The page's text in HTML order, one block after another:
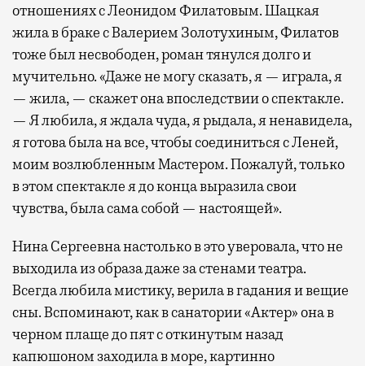
отношениях с Леонидом Филатовым. Шацкая
жила в браке с Валерием Золотухиным, Филатов
тоже был несвободен, роман тянулся долго и
мучительно. «Даже не могу сказать, я — играла, я
— жила, — скажет она впоследствии о спектакле.
— Я любила, я ждала чуда, я рыдала, я ненавидела,
я готова была на все, чтобы соединиться с Леней,
моим возлюбленным Мастером. Пожалуй, только
в этом спектакле я до конца выразила свои
чувства, была сама собой — настоящей».
Нина Сергеевна настолько в это уверовала, что не
выходила из образа даже за стенами театра.
Всегда любила мистику, верила в гадания и вещие
сны. Вспоминают, как в санатории «Актер» она в
черном плаще до пят с откинутым назад
капюшоном заходила в море, картинно